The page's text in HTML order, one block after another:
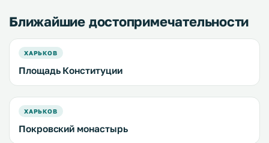
Ближайшие достопримечательности
ХАРЬКОВ
Площадь Конституции
ХАРЬКОВ
Покровский монастырь